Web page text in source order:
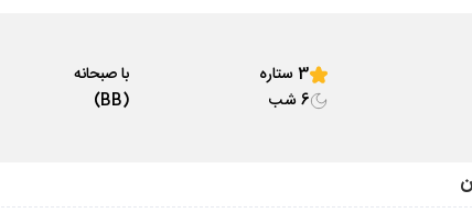
3 ستاره
6 شب
با صبحانه
(BB)